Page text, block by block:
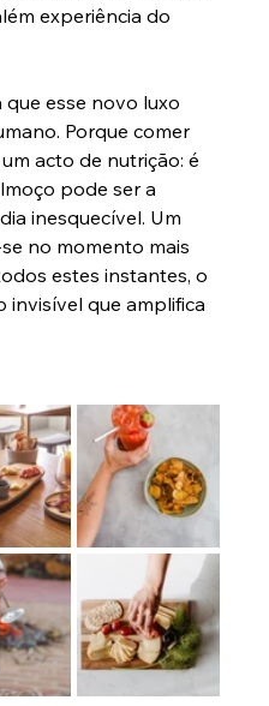
experiência do
que esse novo luxo
Porque comer
acto de nutrição: é
pode ser a
inesquecível. Um
no momento mais
estes instantes, o
invisível que amplifica